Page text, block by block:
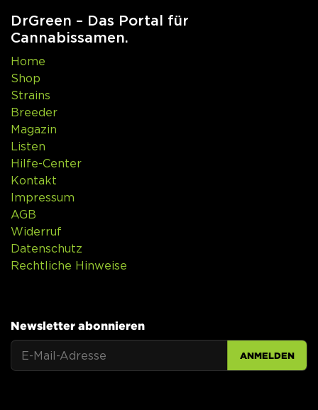
DrGreen – Das Portal für
Cannabissamen.
Home
Shop
Strains
Breeder
Magazin
Listen
Hilfe-Center
Kontakt
Impressum
AGB
Widerruf
Datenschutz
Rechtliche Hinweise
Newsletter abonnieren
ANMELDEN